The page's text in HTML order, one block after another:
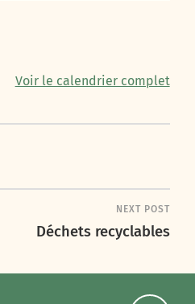
Voir le calendrier complet
NEXT POST
Déchets recyclables